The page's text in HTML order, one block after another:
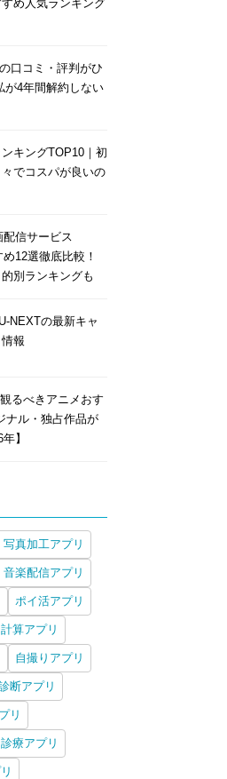
め人気ランキング
口コミ・評判がひ
が4年間解約しない
キングTOP10｜初
でコスパが良いの
配信サービス
め12選徹底比較！
別ランキングも
NEXTの最新キャ
報
るべきアニメおす
ナル・独占作品が
】
写真加工アプリ
音楽配信アプリ
ポイ活アプリ
算アプリ
自撮りアプリ
断アプリ
リ
療アプリ